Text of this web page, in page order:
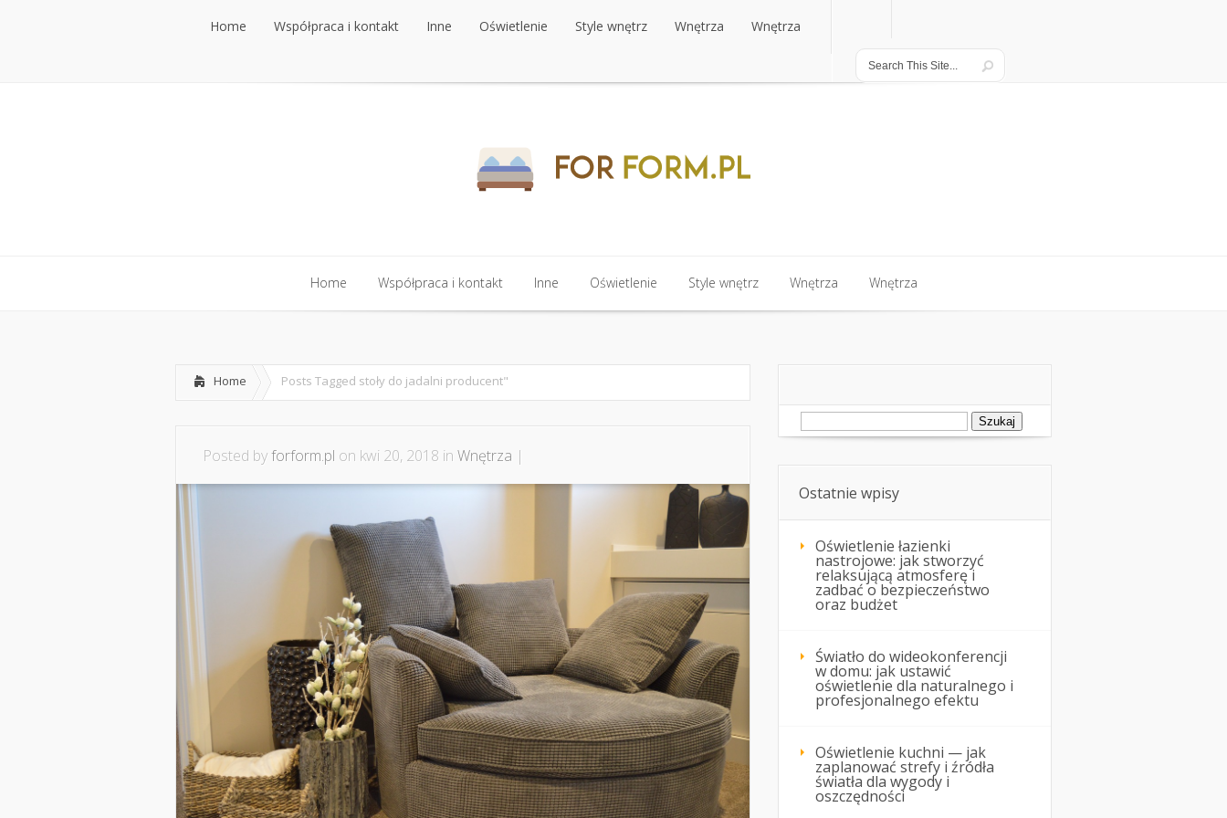
Home Współpraca i kontakt
Współpraca i kontakt
Inne
Inne
Oświetlenie
Oświetlenie
Style wnętrz
Style wnętrz
Wnętrza
Wnętrza
Wnętrza
Wnętrza
Home Współpraca i kontakt Inne Oświetlenie Style wnętrz Wnętrza Wnętrza
Home Posts Tagged stoły do jadalni producent"
Posted byforform.pl on kwi 20, 2018 in Wnętrza |
Szukaj:
Ostatnie wpisy
Oświetlenie łazienki
nastrojowe: jak stworzyć
relaksującą atmosferę i
zadbać o bezpieczeństwo
oraz budżet
Światło do wideokonferencji
w domu: jak ustawić
oświetlenie dla naturalnego i
profesjonalnego efektu
Oświetlenie kuchni — jak
zaplanować strefy i źródła
światła dla wygody i
oszczędności